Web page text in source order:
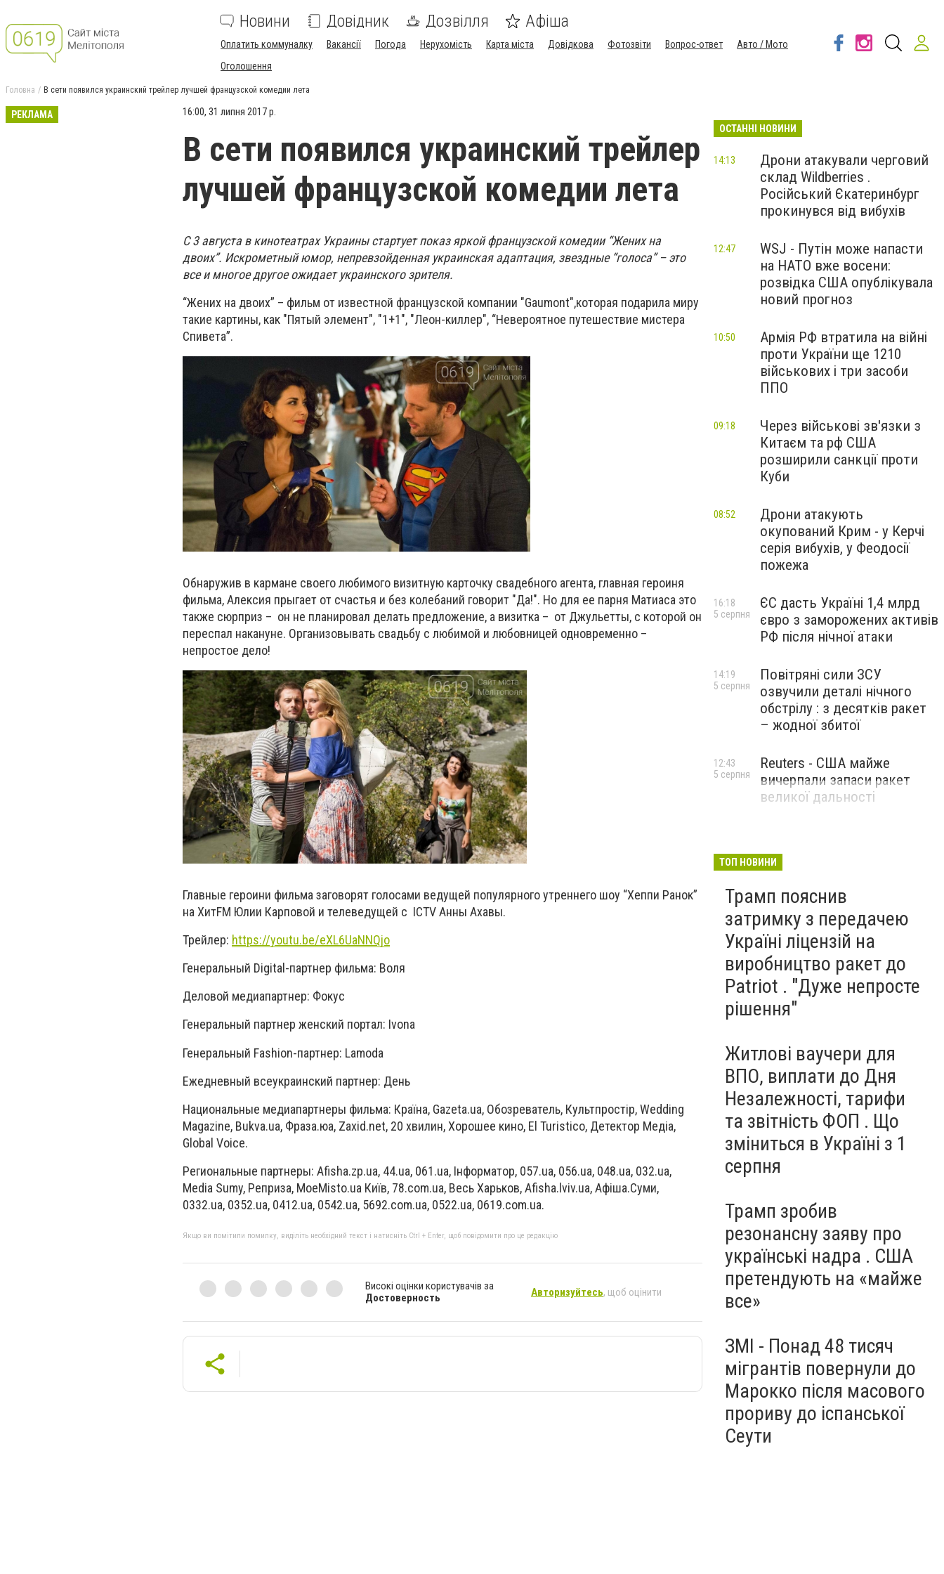
Новини Довідник Дозвілля Афіша
Оплатить коммуналку Вакансії Погода Нерухомість Карта міста Довідкова Фотозвіти Вопрос-ответ
Авто / Мото
Оголошення
Головна В сети появился украинский трейлер лучшей французской комедии лета
РЕКЛАМА 16:00, 31 липня 2017 р.
В сети появился украинский трейлер
лучшей французской комедии лета
С 3 августа в кинотеатрах Украины стартует показ яркой французской комедии “Жених на
двоих”. Искрометный юмор, непревзойденная украинская адаптация, звездные “голоса”–это
все и многое другое ожидает украинского зрителя.
“Жених на двоих” – фильм от известной французской компании "Gaumont",которая подарила миру
такие картины, как "Пятый элемент", "1+1", "Леон-киллер", “Невероятное путешествие мистера
Спивета”.
Обнаружив в кармане своего любимого визитную карточку свадебного агента, главная героиня
фильма, Алексия прыгает от счастья и без колебаний говорит "Да!". Но для ее парня Матиаса это
также сюрприз – он не планировал делать предложение, а визитка – от Джульетты, с которой он
переспал накануне. Организовывать свадьбу с любимой и любовницей одновременно –
непростое дело!
Главные героини фильма заговорят голосами ведущей популярного утреннего шоу “Хеппи Ранок”
на ХитFM Юлии Карповой и телеведущей с ICTV Анны Ахавы.
Трейлер: https://youtu.be/eXL6UaNNQjo
Генеральный Digital-партнер фильма: Воля
Деловой медиапартнер: Фокус
Генеральный партнер женский портал: Ivona
Генеральный Fashion-партнер: Lamoda
Ежедневный всеукраинский партнер: День
Национальные медиапартнеры фильма: Країна, Gazeta.ua, Обозреватель, Культпростір, Wedding
Magazine, Bukva.ua, Фраза.юа, Zaxid.net, 20 хвилин, Хорошее кино, El Turistico, Детектор Медіа,
Global Voice.
Региональные партнеры: Afisha.zp.ua, 44.ua, 061.ua, Інформатор, 057.ua, 056.ua, 048.ua, 032.ua,
Media Sumy, Реприза, MoeMisto.ua Київ, 78.com.ua, Весь Харьков, Afisha.lviv.ua, Афіша.Суми,
0332.ua, 0352.ua, 0412.ua, 0542.ua, 5692.com.ua, 0522.ua, 0619.com.ua.
Якщо ви помітили помилку, виділіть необхідний текст і натисніть Ctrl + Enter, щоб повідомити про це редакцію
Високі оцінки користувачів за
Достоверность
Авторизуйтесь, щоб оцінити
ОСТАННІ НОВИНИ
Дрони атакували черговий
склад Wildberries .
Російський Єкатеринбург
прокинувся від вибухів
14:13
WSJ - Путін може напасти
на НАТО вже восени:
розвідка США опублікувала
новий прогноз
12:47
Армія РФ втратила на війні
проти України ще 1210
військових і три засоби
ППО
10:50
Через військові зв'язки з
Китаєм та рф США
розширили санкції проти
Куби
09:18
Дрони атакують
окупований Крим - у Керчі
серія вибухів, у Феодосії
пожежа
08:52
ЄС дасть Україні 1,4 млрд
євро з заморожених активів
РФ після нічної атаки
16:18
5 серпня
Повітряні сили ЗСУ
озвучили деталі нічного
обстрілу : з десятків ракет
– жодної збитої
14:19
5 серпня
Reuters - США майже
вичерпали запаси ракет
великої дальності
12:43
5 серпня
ТОП НОВИНИ
Трамп пояснив
затримку з передачею
Україні ліцензій на
виробництво ракет до
Patriot . "Дуже непросте
рішення"
Житлові ваучери для
ВПО, виплати до Дня
Незалежності, тарифи
та звітність ФОП . Що
зміниться в Україні з 1
серпня
Трамп зробив
резонансну заяву про
українські надра . США
претендують на «майже
все»
ЗМІ - Понад 48 тисяч
мігрантів повернули до
Марокко після масового
прориву до іспанської
Сеути